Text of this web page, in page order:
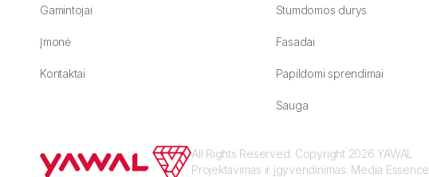
Gamintojai
Įmonė
Kontaktai
Stumdomos durys
Fasadai
Papildomi sprendimai
Sauga
All Rights Reserved. Copyright 2026 YAWAL
Projektavimas ir įgyvendinimas: Media Essence